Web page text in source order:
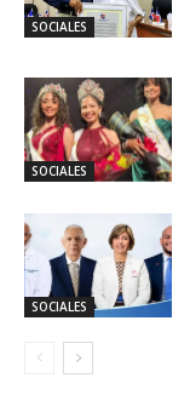
SOCIALES
SOCIALES
SOCIALES